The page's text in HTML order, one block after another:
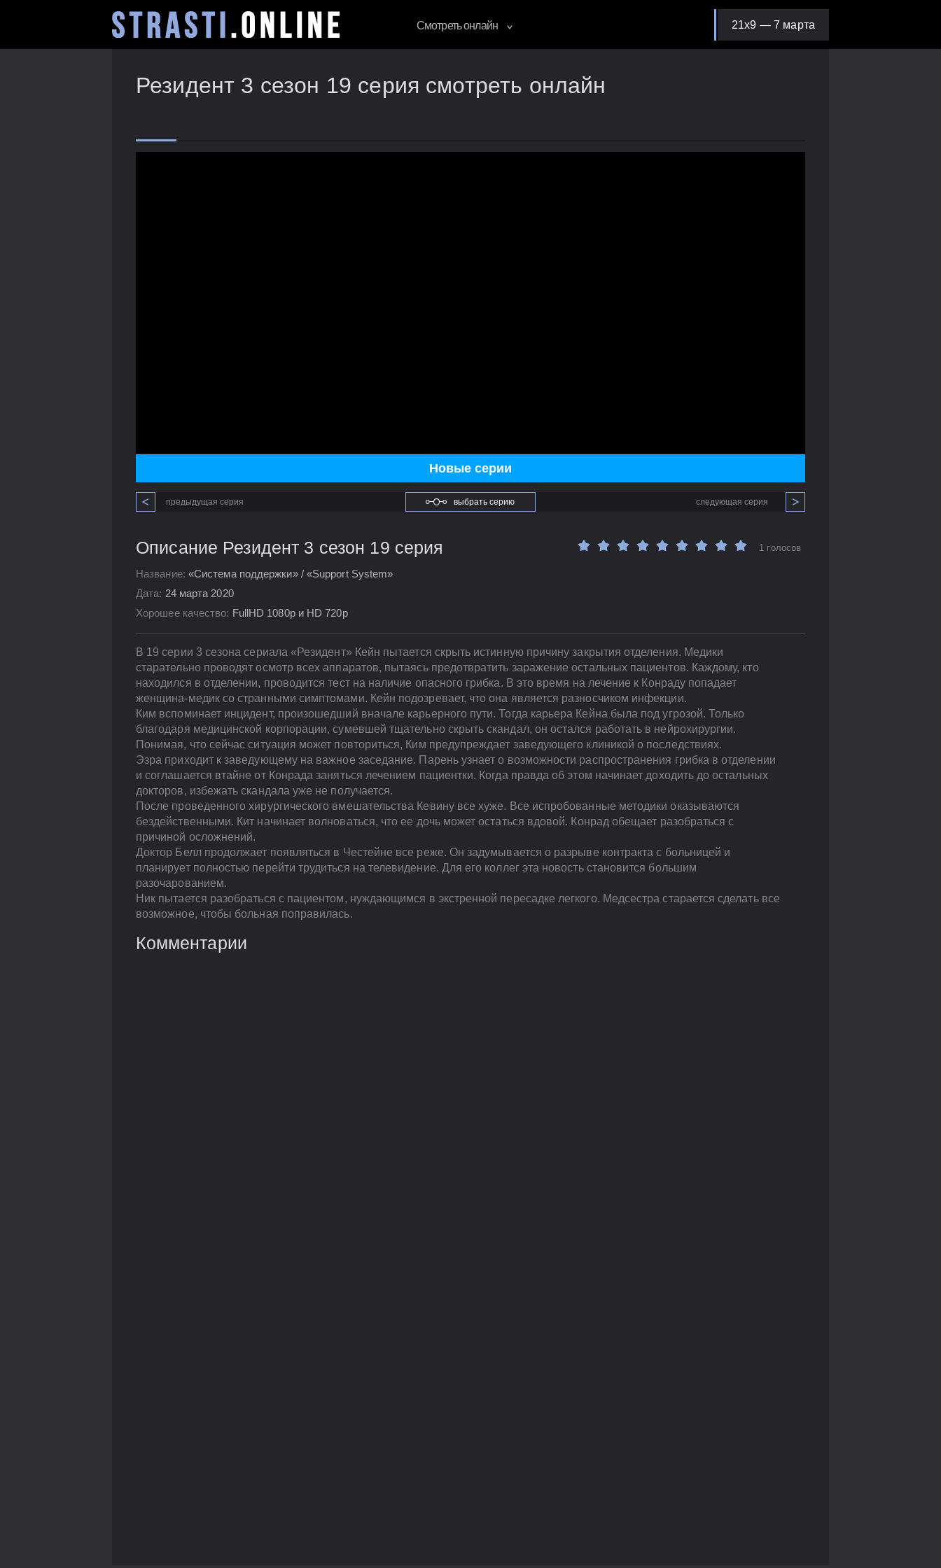
Смотреть онлайн 21х9 — 7 марта
Резидент 3 сезон 19 серия смотреть онлайн
Новые серии
предыдущая серия выбрать серию следующая серия
Описание Резидент 3 сезон 19 серия
Название: «Система поддержки» / «Support System»
Дата: 24 марта 2020
Хорошее качество: FullHD 1080p и HD 720p
1 голосов
В 19 серии 3 сезона сериала «Резидент» Кейн пытается скрыть истинную причину закрытия отделения. Медики
старательно проводят осмотр всех аппаратов, пытаясь предотвратить заражение остальных пациентов. Каждому, кто
находился в отделении, проводится тест на наличие опасного грибка. В это время на лечение к Конраду попадает
женщина-медик со странными симптомами. Кейн подозревает, что она является разносчиком инфекции.
Ким вспоминает инцидент, произошедший вначале карьерного пути. Тогда карьера Кейна была под угрозой. Только
благодаря медицинской корпорации, сумевшей тщательно скрыть скандал, он остался работать в нейрохирургии.
Понимая, что сейчас ситуация может повториться, Ким предупреждает заведующего клиникой о последствиях.
Эзра приходит к заведующему на важное заседание. Парень узнает о возможности распространения грибка в отделении
и соглашается втайне от Конрада заняться лечением пациентки. Когда правда об этом начинает доходить до остальных
докторов, избежать скандала уже не получается.
После проведенного хирургического вмешательства Кевину все хуже. Все испробованные методики оказываются
бездейственными. Кит начинает волноваться, что ее дочь может остаться вдовой. Конрад обещает разобраться с
причиной осложнений.
Доктор Белл продолжает появляться в Честейне все реже. Он задумывается о разрыве контракта с больницей и
планирует полностью перейти трудиться на телевидение. Для его коллег эта новость становится большим
разочарованием.
Ник пытается разобраться с пациентом, нуждающимся в экстренной пересадке легкого. Медсестра старается сделать все
возможное, чтобы больная поправилась.
Комментарии